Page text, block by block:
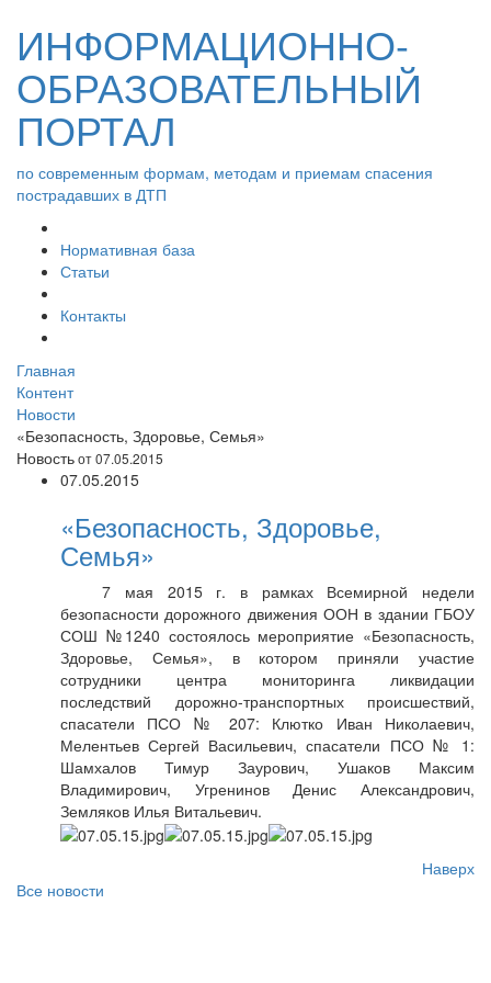
ИНФОРМАЦИОННО-
ОБРАЗОВАТЕЛЬНЫЙ
ПОРТАЛ
по современным формам, методам и приемам спасения
пострадавших в ДТП
Нормативная база
Статьи
Контакты
Главная
Контент
Новости
«Безопасность, Здоровье, Семья»
Новостьот 07.05.2015
07.05.2015
«Безопасность, Здоровье,
Семья»
7 мая 2015 г. в рамках Всемирной недели
безопасности дорожного движения ООН в здании ГБОУ
СОШ №1240 состоялось мероприятие «Безопасность,
Здоровье, Семья», в котором приняли участие
сотрудники центра мониторинга ликвидации
последствий дорожно-транспортных происшествий,
спасатели ПСО № 207: Клютко Иван Николаевич,
Мелентьев Сергей Васильевич, спасатели ПСО № 1:
Шамхалов Тимур Заурович, Ушаков Максим
Владимирович, Угренинов Денис Александрович,
Земляков Илья Витальевич.
Наверх
Все новости